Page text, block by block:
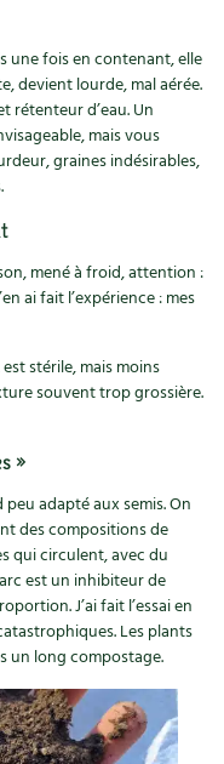
une fois en contenant, elle
devient lourde, mal aérée.
rétenteur d’eau. Un
mais vous
graines indésirables,
mené à froid, attention :
ai fait l’expérience : mes
stérile, mais moins
souvent trop grossière.
»
adapté aux semis. On
des compositions de
qui circulent, avec du
est un inhibiteur de
J’ai fait l’essai en
Les plants
un long compostage.